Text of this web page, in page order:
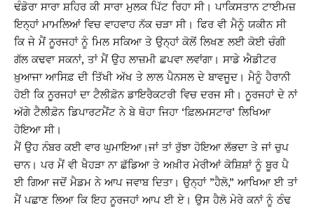
ਢੰਡੋਰਾ ਸਾਰਾ ਸ਼ਹਿਰ ਕੀ ਸਾਰਾ ਮੁਲਕ ਪਿੱਟ ਰਿਹਾ ਸੀ। ਪਾਕਿਸਤਾਨ ਟਾਈਮਜ਼
ਇਨ੍ਹਾਂ ਮਾਮਲਿਆਂ ਵਿਚ ਵਾਹਵਾਹ ਨੱਕ ਚੜਾ ਸੀ। ਫਿਰ ਵੀ ਮੈਨੂੰ ਯਕੀਨ ਸੀ
ਕਿ ਜੇ ਮੈਂ ਨੂਰਜਹਾਂ ਨੂੰ ਮਿਲ ਸਕਿਆ ਤੇ ਉਨ੍ਹਾਂ ਕੋਲੋਂ ਲਿਖਣ ਲਈ ਕੋਈ ਚੰਗੀ
ਗੱਲ ਕਢਵਾ ਸਕਨਾਂ, ਤਾਂ ਮੈਂ ਉਹ ਲਾਜ਼ਮੀ ਛਪਵਾ ਲਵਾਂਗਾ। ਸਾਡੇ ਐਡੀਟਰ
ਖ਼ੁਆਜਾ ਆਸਿਫ਼ ਦੀ ਤਿੱਖੀ ਅੱਖ ਤੇ ਲਾਲ ਪੈਨਸਲ ਦੇ ਬਾਵਜੂਦ। ਮੈਨੂੰ ਹੈਰਾਨੀ
ਹੋਈ ਕਿ ਨੂਰਜਹਾਂ ਦਾ ਟੈਲੀਫ਼ੋਨ ਡਾਇਰੈਕਟਰੀ ਵਿਚ ਦਰਜ ਸੀ। ਨੂਰਜਹਾਂ ਦੇ ਨਾਂ
ਅੱਗੇ ਟੈਲੀਫ਼ੋਨ ਡਿਪਾਰਟਮੈਂਟ ਨੇ ਬੇ ਥੋਹਾ ਜਿਹਾ ‘ਫ਼ਿਲਮਸਟਾਰ’ ਲਿਖਿਆ
ਹੋਇਆ ਸੀ।
ਮੈਂ ਉਹ ਨੰਬਰ ਕਈ ਵਾਰ ਘੁਮਾਇਆ।ਜਾਂ ਤਾਂ ਰੁੱਝਾ ਹੋਇਆ ਲੱਭਦਾ ਤੇ ਜਾਂ ਚੁਪ
ਚਾਨ। ਪਰ ਮੈਂ ਵੀ ਖੈਹੜਾ ਨਾ ਛੱਡਿਆ ਤੇ ਅਖ਼ੀਰ ਮੇਰੀਆਂ ਕੋਸ਼ਿਸ਼ਾਂ ਨੂੰ ਬੂਰ ਪੈ
ਈ ਗਿਆ ਜਦੋਂ ਮੈਡਮ ਨੇ ਆਪ ਜਵਾਬ ਦਿਤਾ। ਉਨ੍ਹਾਂ ”ਹੈਲੋ,” ਆਖਿਆ ਈ ਤਾਂ
ਮੈਂ ਪਛਾਣ ਲਿਆ ਕਿ ਇਹ ਨੂਰਜਹਾਂ ਆਪ ਈ ਏ। ਉਸ ਹੈਲੋ ਮੇਰੇ ਕਨਾਂ ਨੂੰ ਠੰਢ